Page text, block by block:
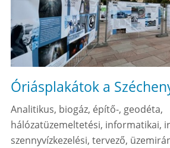
Óriásplakátok a
Analitikus, biogáz, építő-, geodéta,
hálózatüzemeltetési, informatikai,
szennyvízkezelési, tervező,